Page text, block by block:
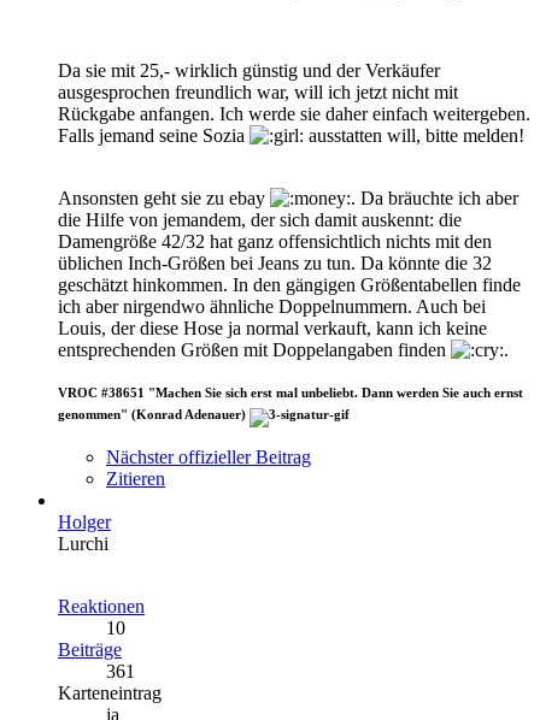
Da sie mit 25,- wirklich günstig und der Verkäufer
ausgesprochen freundlich war, will ich jetzt nicht mit
Rückgabe anfangen. Ich werde sie daher einfach weitergeben.
Falls jemand seine Sozia
ausstatten will, bitte melden!
Ansonsten geht sie zu ebay
. Da bräuchte ich aber
die Hilfe von jemandem, der sich damit auskennt: die
Damengröße 42/32 hat ganz offensichtlich nichts mit den
üblichen Inch-Größen bei Jeans zu tun. Da könnte die 32
geschätzt hinkommen. In den gängigen Größentabellen finde
ich aber nirgendwo ähnliche Doppelnummern. Auch bei
Louis, der diese Hose ja normal verkauft, kann ich keine
entsprechenden Größen mit Doppelangaben finden
.
VROC #38651 "Machen Sie sich erst mal unbeliebt. Dann werden Sie auch ernst
genommen" (Konrad Adenauer)
Nächster offizieller Beitrag
Zitieren
Holger
Lurchi
Reaktionen
10
Beiträge
361
Karteneintrag
ja